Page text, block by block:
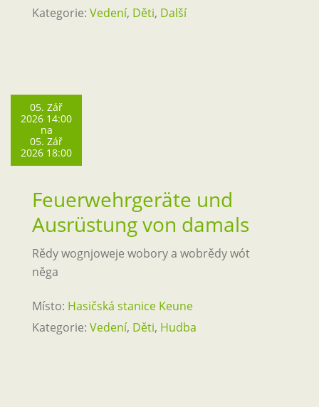
Kategorie: Vedení, Děti, Další
05. Zář
2026 14:00
na
05. Zář
2026 18:00
Feuerwehrgeräte und
Ausrüstung von damals
Rědy wognjoweje wobory a wobrědy wót
něga
Místo: Hasičská stanice Keune
Kategorie: Vedení, Děti, Hudba